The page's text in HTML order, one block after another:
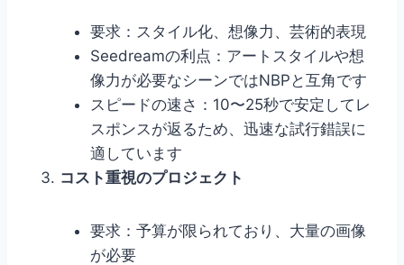
要求：スタイル化、想像力、芸術的表現
Seedreamの利点：アートスタイルや想
像力が必要なシーンではNBPと互角です
スピードの速さ：10〜25秒で安定してレ
スポンスが返るため、迅速な試行錯誤に
適しています
コスト重視のプロジェクト
要求：予算が限られており、大量の画像
が必要